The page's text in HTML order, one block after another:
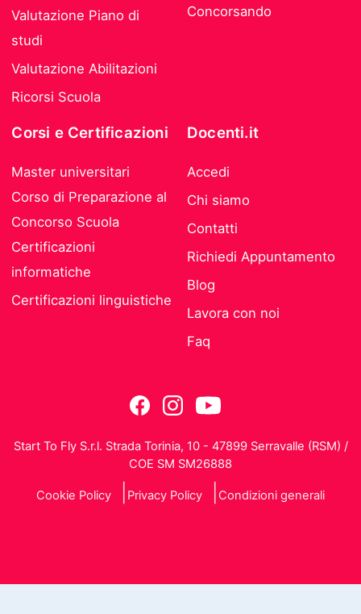
Valutazione Piano di
studi
Valutazione Abilitazioni
Ricorsi Scuola
Concorsando
Corsi e Certificazioni
Master universitari
Corso di Preparazione al
Concorso Scuola
Certificazioni
informatiche
Certificazioni linguistiche
Docenti.it
Accedi
Chi siamo
Contatti
Richiedi Appuntamento
Blog
Lavora con noi
Faq
Start To Fly S.r.l. Strada Torinia, 10 - 47899 Serravalle (RSM) /
COE SM SM26888
Cookie Policy Privacy Policy Condizioni generali